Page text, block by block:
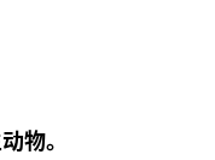
物。